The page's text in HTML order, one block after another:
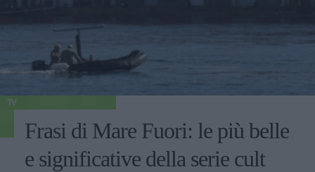
TV
Frasi di Mare Fuori: le più belle
e significative della serie cult